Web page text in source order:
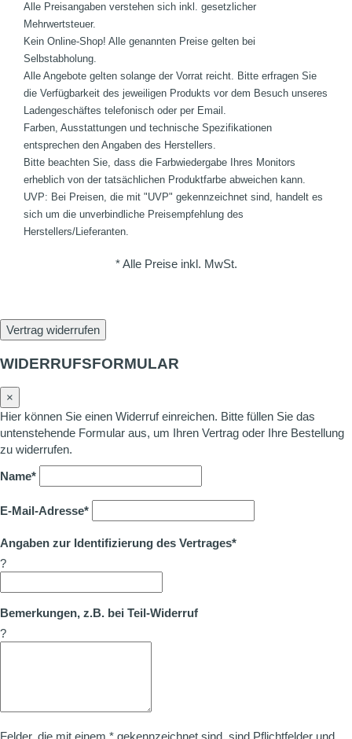
Alle Preisangaben verstehen sich inkl. gesetzlicher
Mehrwertsteuer.
Kein Online-Shop! Alle genannten Preise gelten bei
Selbstabholung.
Alle Angebote gelten solange der Vorrat reicht. Bitte erfragen Sie
die Verfügbarkeit des jeweiligen Produkts vor dem Besuch unseres
Ladengeschäftes telefonisch oder per Email.
Farben, Ausstattungen und technische Spezifikationen
entsprechen den Angaben des Herstellers.
Bitte beachten Sie, dass die Farbwiedergabe Ihres Monitors
erheblich von der tatsächlichen Produktfarbe abweichen kann.
UVP: Bei Preisen, die mit "UVP" gekennzeichnet sind, handelt es
sich um die unverbindliche Preisempfehlung des
Herstellers/Lieferanten.
* Alle Preise inkl. MwSt.
Vertrag widerrufen
WIDERRUFSFORMULAR
×
Hier können Sie einen Widerruf einreichen. Bitte füllen Sie das
untenstehende Formular aus, um Ihren Vertrag oder Ihre Bestellung
zu widerrufen.
Name*
E-Mail-Adresse*
Angaben zur Identifizierung des Vertrages*
?
Bemerkungen, z.B. bei Teil-Widerruf
?
Felder, die mit einem * gekennzeichnet sind, sind Pflichtfelder und